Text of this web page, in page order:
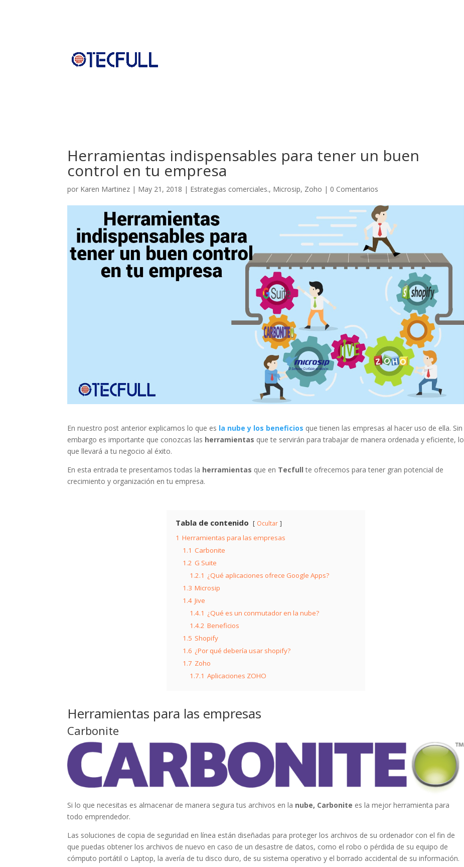
Herramientas indispensables para tener un buen
control en tu empresa
por Karen Martinez | May 21, 2018 | Estrategias comerciales., Microsip, Zoho | 0 Comentarios
En nuestro post anterior explicamos lo que es la nube y los beneficios que tienen las empresas al hacer uso de ella. Sin
embargo es importante que conozcas las herramientas que te servirán para trabajar de manera ordenada y eficiente, lo
que llevará a tu negocio al éxito.
En esta entrada te presentamos todas la herramientas que en Tecfull te ofrecemos para tener gran potencial de
crecimiento y organización en tu empresa.
Tabla de contenido Ocultar
1 Herramientas para las empresas
1.1 Carbonite
1.2 G Suite
1.2.1 ¿Qué aplicaciones ofrece Google Apps?
1.3 Microsip
1.4 Jive
1.4.1 ¿Qué es un conmutador en la nube?
1.4.2 Beneficios
1.5 Shopify
1.6 ¿Por qué debería usar shopify?
1.7 Zoho
1.7.1 Aplicaciones ZOHO
Herramientas para las empresas
Carbonite
Si lo que necesitas es almacenar de manera segura tus archivos en la nube, Carbonite es la mejor herramienta para
todo emprendedor.
Las soluciones de copia de seguridad en línea están diseñadas para proteger los archivos de su ordenador con el fin de
que puedas obtener los archivos de nuevo en caso de un desastre de datos, como el robo o pérdida de su equipo de
cómputo portátil o Laptop, la avería de tu disco duro, de su sistema operativo y el borrado accidental de su información.